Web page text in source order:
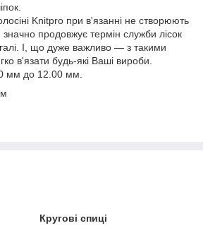
Knitpro при в'язанні не створюють
продовжує термін служби лісок
І, що дуже важливо — з такими
в'язати будь-які Ваші вироби.
мм до 12.00 мм.
Кругові спиці